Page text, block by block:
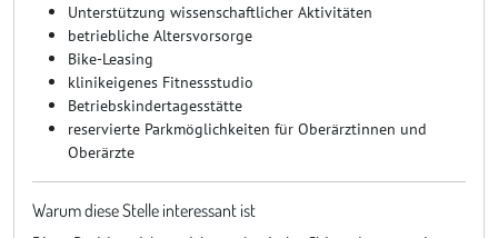
Unterstützung wissenschaftlicher Aktivitäten
betriebliche Altersvorsorge
Bike-Leasing
klinikeigenes Fitnessstudio
Betriebskindertagesstätte
reservierte Parkmöglichkeiten für Oberärztinnen und
Oberärzte
Warum diese Stelle interessant ist